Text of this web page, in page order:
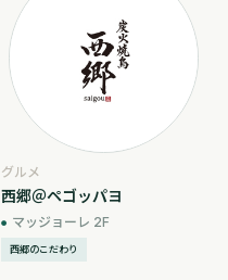
グルメ
西郷＠ペゴッパヨ
マッジョーレ 2F
西郷のこだわり